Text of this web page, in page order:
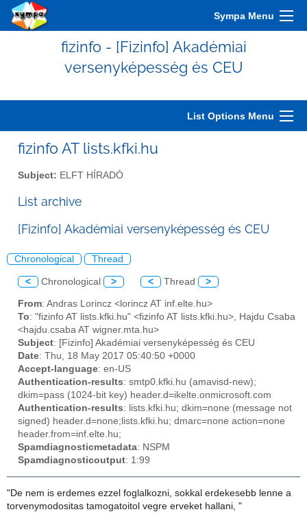
Sympa Menu
fizinfo - [Fizinfo] Akadémiai
versenyképesség és CEU
List Options Menu
fizinfo AT lists.kfki.hu
Subject: ELFT HÍRADÓ
List archive
[Fizinfo] Akadémiai versenyképesség és CEU
Chronological Thread
< Chronological > < Thread >
From: Andras Lorincz <lorincz AT inf.elte.hu>
To: "fizinfo AT lists.kfki.hu" <fizinfo AT lists.kfki.hu>, Hajdu Csaba
<hajdu.csaba AT wigner.mta.hu>
Subject: [Fizinfo] Akadémiai versenyképesség és CEU
Date: Thu, 18 May 2017 05:40:50 +0000
Accept-language: en-US
Authentication-results: smtp0.kfki.hu (amavisd-new);
dkim=pass (1024-bit key) header.d=ikelte.onmicrosoft.com
Authentication-results: lists.kfki.hu; dkim=none (message not
signed) header.d=none;lists.kfki.hu; dmarc=none action=none
header.from=inf.elte.hu;
Spamdiagnosticmetadata: NSPM
Spamdiagnosticoutput: 1:99
"De nem is erdemes ezzel foglalkozni, sokkal erdekesebb lenne a
torvenymodositas tamogatoitol vegre erveket hallani, "